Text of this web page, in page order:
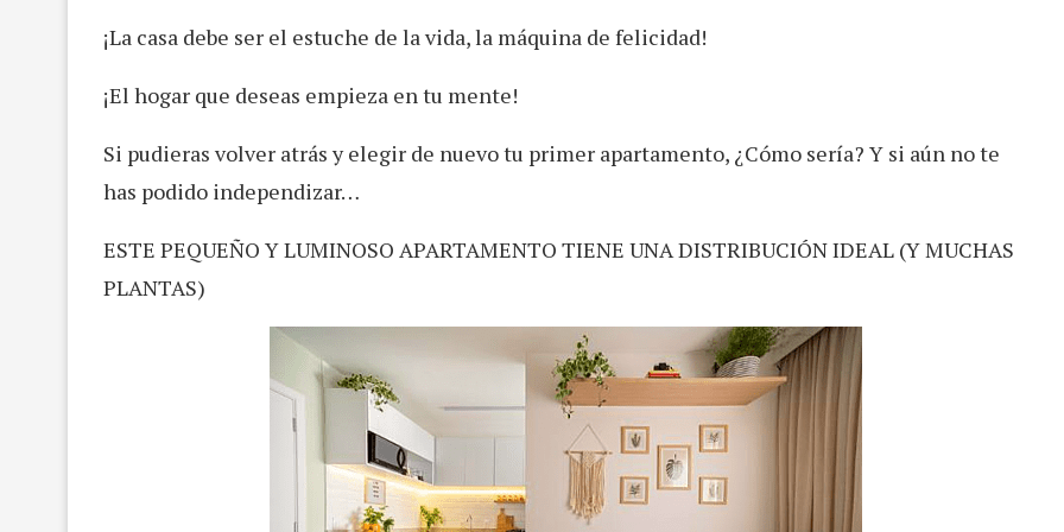
¡La casa debe ser el estuche de la vida, la máquina de felicidad!
¡El hogar que deseas empieza en tu mente!
Si pudieras volver atrás y elegir de nuevo tu primer apartamento, ¿Cómo sería? Y si aún no te
has podido independizar…
ESTE PEQUEÑO Y LUMINOSO APARTAMENTO TIENE UNA DISTRIBUCIÓN IDEAL (Y MUCHAS
PLANTAS)